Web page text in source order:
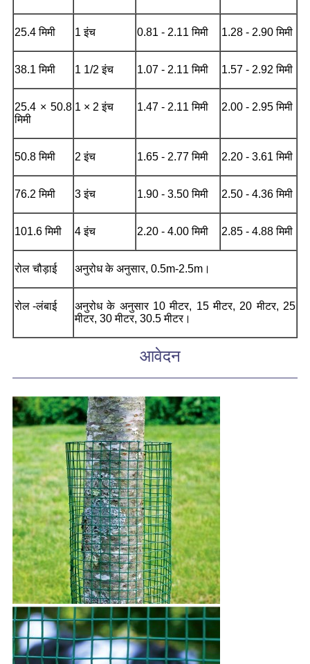
25.4 मिमी 1 इंच 0.81 - 2.11 मिमी 1.28 - 2.90 मिमी
38.1 मिमी 1 1/2 इंच 1.07 - 2.11 मिमी 1.57 - 2.92 मिमी
25.4 × 50.8
मिमी
1 × 2 इंच 1.47 - 2.11 मिमी 2.00 - 2.95 मिमी
50.8 मिमी 2 इंच 1.65 - 2.77 मिमी 2.20 - 3.61 मिमी
76.2 मिमी 3 इंच 1.90 - 3.50 मिमी 2.50 - 4.36 मिमी
101.6 मिमी 4 इंच 2.20 - 4.00 मिमी 2.85 - 4.88 मिमी
रोल चौड़ाई अनुरोध के अनुसार, 0.5m-2.5m।
रोल -लंबाई
अनुरोध के अनुसार 10 मीटर, 15 मीटर, 20 मीटर, 25
मीटर, 30 मीटर, 30.5 मीटर।
आवेदन